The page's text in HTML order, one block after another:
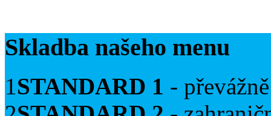
Skladba našeho menu
1STANDARD 1 -